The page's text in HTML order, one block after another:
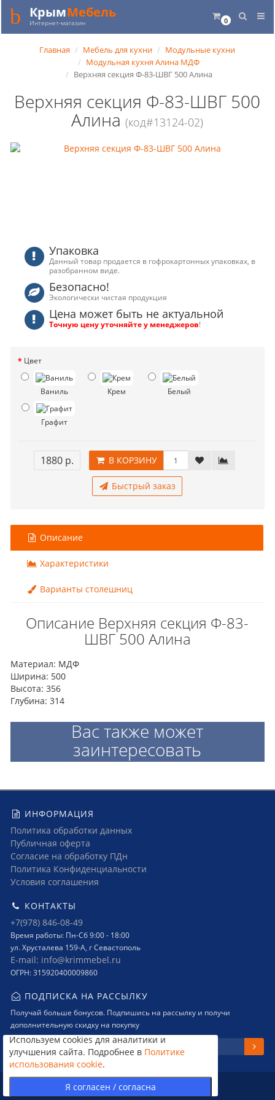
0
КрымМебель
Интернет-магазин
Главная Мебель для кухни
Модульные кухни
Модульная кухня Алина МДФ
Верхняя секция Ф-83-ШВГ 500 Алина
Верхняя секция Ф-83-ШВГ 500
Алина(код#13124-02)
Упаковка
Данный товар продается в гофрокартонных упаковках, в
разобранном виде.
Безопасно!
Экологически чистая продукция
Цена может быть не актуальной
Точную цену уточняйте у менеджеров!
Цвет
Ваниль Крем Белый
Графит
1880 р. В КОРЗИНУ
Быстрый заказ
Описание
Характеристики
Варианты столешниц
Описание Верхняя секция Ф-83-
ШВГ 500 Алина
Материал: МДФ
Ширина: 500
Высота: 356
Глубина: 314
Вас также может
заинтересовать
Используем cookies для аналитики и
улучшения сайта. Подробнее в Политике
использования cookie.
ИНФОРМАЦИЯ
Политика обработки данных
Публичная оферта
Согласие на обработку ПДн
Политика Конфиденциальности
Условия соглашения
КОНТАКТЫ
+7(978) 846-08-49
Время работы: Пн-Сб 9:00 - 18:00
ул. Хрусталева 159-А, г Севастополь
E-mail: info@krimmebel.ru
ОГРН: 315920400009860
ПОДПИСКА НА РАССЫЛКУ
Получай больше бонусов. Подпишись на рассылку и получи
дополнительную скидку на покупку